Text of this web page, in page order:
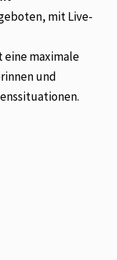
mit Live-
maximale
und